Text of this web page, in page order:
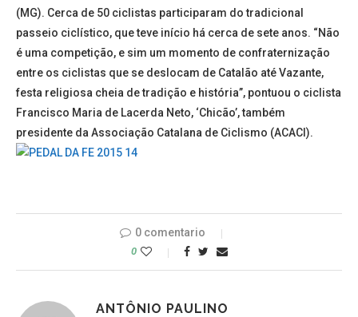
(MG). Cerca de 50 ciclistas participaram do tradicional
passeio ciclístico, que teve início há cerca de sete anos. “Não
é uma competição, e sim um momento de confraternização
entre os ciclistas que se deslocam de Catalão até Vazante,
festa religiosa cheia de tradição e história”, pontuou o ciclista
Francisco Maria de Lacerda Neto, ‘Chicão’, também
presidente da Associação Catalana de Ciclismo (ACACI).
0 comentario
0
ANTÔNIO PAULINO